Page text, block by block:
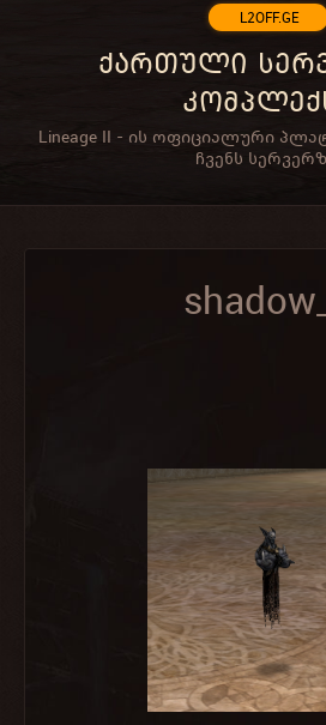
L2OFF.GE
ქართული
Lineage II - ის ოფიციალური
ჩვენს